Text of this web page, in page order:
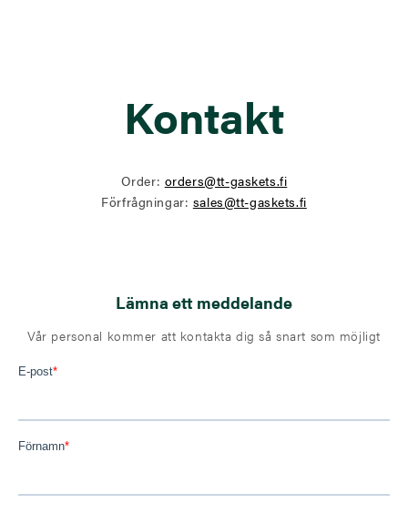
Kontakt
Order: orders@tt-gaskets.fi
Förfrågningar: sales@tt-gaskets.fi
Lämna ett meddelande
Vår personal kommer att kontakta dig så snart som möjligt